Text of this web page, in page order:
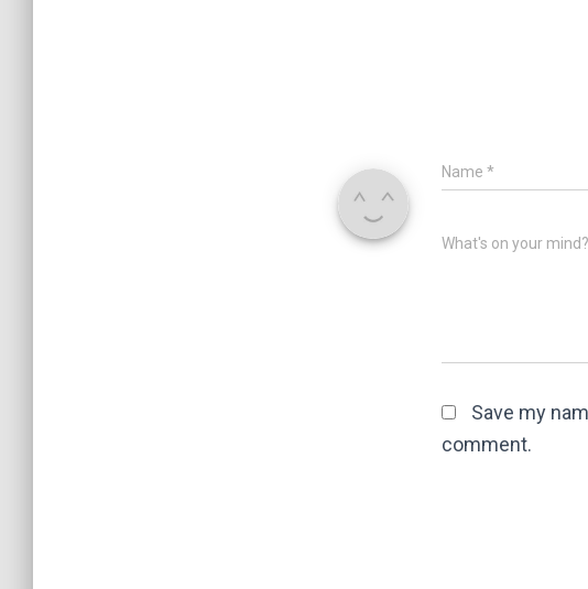
Name *
What's on your mind?
Save my
comment.